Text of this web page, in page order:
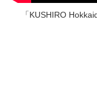
「KUSHIRO
KUSHIRO